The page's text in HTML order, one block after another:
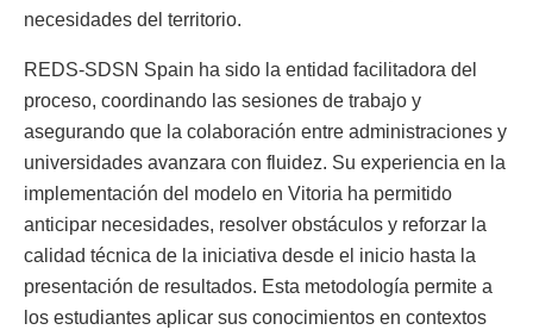
necesidades del territorio.
REDS-SDSN Spain ha sido la entidad facilitadora del
proceso, coordinando las sesiones de trabajo y
asegurando que la colaboración entre administraciones y
universidades avanzara con fluidez. Su experiencia en la
implementación del modelo en Vitoria ha permitido
anticipar necesidades, resolver obstáculos y reforzar la
calidad técnica de la iniciativa desde el inicio hasta la
presentación de resultados. Esta metodología permite a
los estudiantes aplicar sus conocimientos en contextos